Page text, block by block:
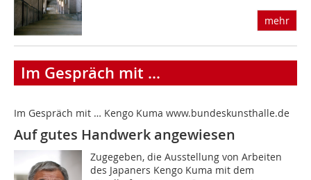
mehr
Im Gespräch mit ...
Im Gespräch mit … Kengo Kuma www.bundeskunsthalle.de
Auf gutes Handwerk angewiesen
Zugegeben, die Ausstellung von Arbeiten
des Japaners Kengo Kuma mit dem